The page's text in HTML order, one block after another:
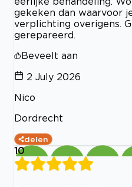
gekeken dan waarvoor
verplichting overigens.
gerepareerd.
Beveelt aan
2 July 2026
Nico
Dordrecht
delen
10